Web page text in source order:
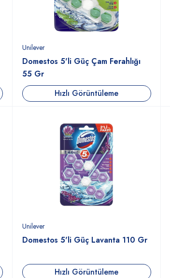
Unilever
Domestos 5'li Güç Çam Ferahlığı
55 Gr
Hızlı Görüntüleme
Unilever
Domestos 5'li Güç Lavanta 110 Gr
Hızlı Görüntüleme